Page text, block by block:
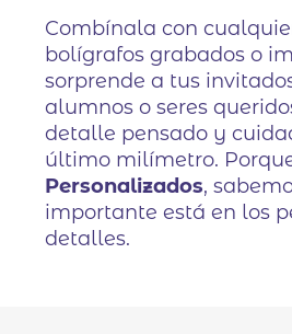
Combínala con
bolígrafos grabados o
sorprende a tus
alumnos o seres
detalle pensado y
último milímetro.
Personalizados,
importante está en los
detalles.